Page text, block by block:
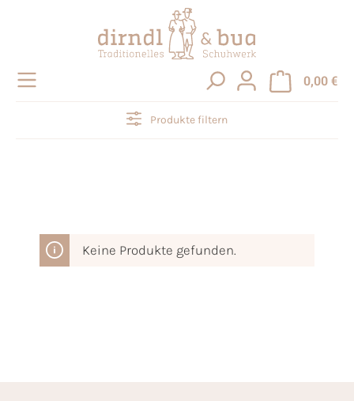
0,00 €
Produkte filtern
Keine Produkte gefunden.